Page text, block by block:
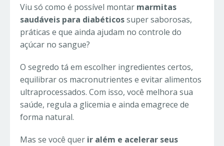
Viu só como é possível montar marmitas
saudáveis para diabéticossuper saborosas,
práticas e que ainda ajudam no controle do
açúcar no sangue?
O segredo tá em escolher ingredientes certos,
equilibrar os macronutrientes e evitar alimentos
ultraprocessados. Com isso, você melhora sua
saúde, regula a glicemia e ainda emagrece de
forma natural.
Mas se você quer ir além e acelerar seus